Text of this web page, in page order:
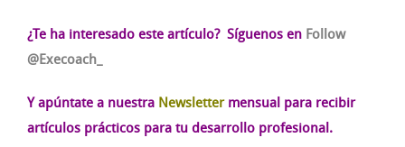
¿Te ha interesado este artículo? Síguenos en Follow
@Execoach_
Y apúntate a nuestra Newslettermensual para recibir
artículos prácticos para tu desarrollo profesional.